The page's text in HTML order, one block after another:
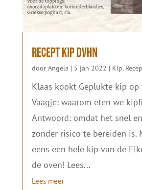
Recept kip DvhN
door Angela | 5 jan 2022 | Kip,
Klaas kookt Geplukte kip
Vaagje: waarom eten we
Antwoord: omdat het snel
zonder risico te bereiden is.
eens een hele kip van de
de oven! Lees...
Lees meer